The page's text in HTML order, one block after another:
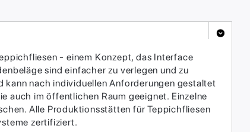
- einem Konzept, das Interface
sind einfacher zu verlegen und zu
kann nach individuellen Anforderungen gestaltet
auch im öffentlichen Raum geeignet. Einzelne
Alle Produktionsstätten für Teppichfliesen
zertifiziert.